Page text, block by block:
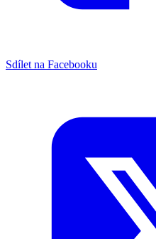
Sdílet na Facebooku